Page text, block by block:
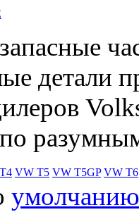
детали
VW T5 VW T5GP VW T6
умолчанию